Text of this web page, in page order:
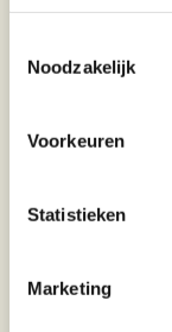
Noodzakelijk
Voorkeuren
Statistieken
Marketing